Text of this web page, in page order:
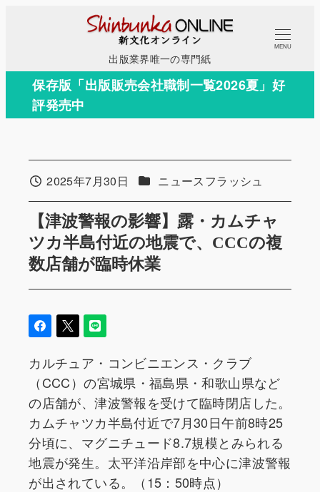
コ
テ
出版業界唯一の専門紙
MENU
保存版「出版販売会社職制一覧2026夏」好
評発売中
【津波警報の影響】露・カムチャ
ツカ半島付近の地震で、CCCの複
数店舗が臨時休業
投稿日2025年7月30日 カテゴリー
ニュースフラッシュ
カルチュア・コンビニエンス・クラブ
（CCC）の宮城県・福島県・和歌山県など
の店舗が、津波警報を受けて臨時閉店した。
カムチャツカ半島付近で7月30日午前8時25
分頃に、マグニチュード8.7規模とみられる
地震が発生。太平洋沿岸部を中心に津波警報
が出されている。（15：50時点）